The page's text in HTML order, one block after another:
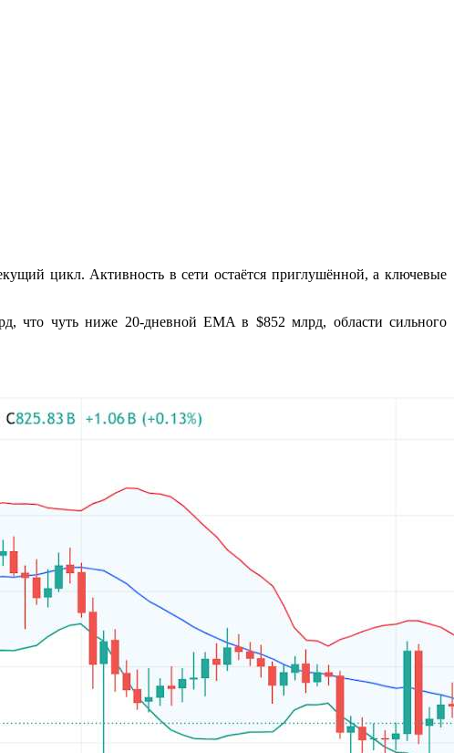
цикл. Активность в сети остаётся приглушённой, а ключевые
что чуть ниже 20-дневной EMA в $852 млрд, области сильного